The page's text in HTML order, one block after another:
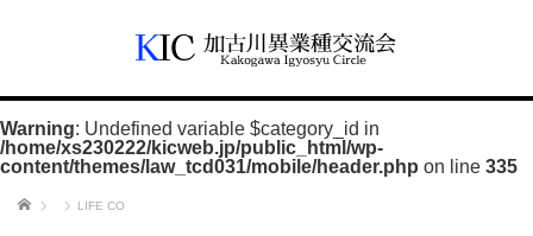
Warning: Undefined variable $category_id in
/home/xs230222/kicweb.jp/public_html/wp-
content/themes/law_tcd031/mobile/header.php on line 335
ホーム LIFE CO